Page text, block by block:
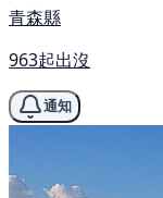
青森縣
963起出沒
通知